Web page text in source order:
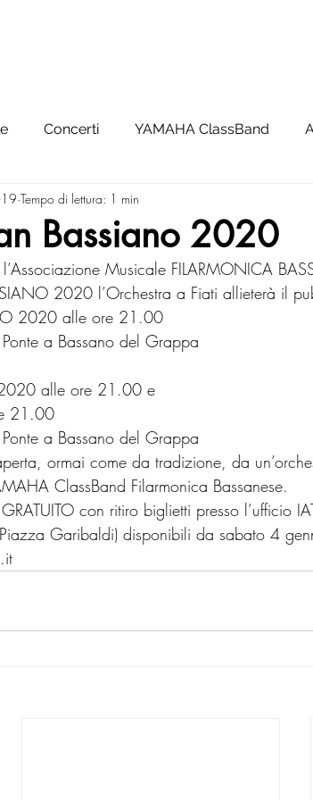
Concerti YAMAHA ClassBand
Bassiano 2020
Tempo di lettura: 1 min
Musicale FILARMONICA
2020 l’Orchestra a Fiati allieterà il
2020 alle ore 21.00
a Bassano del Grappa
alle ore 21.00 e
21.00
a Bassano del Grappa
ormai come da tradizione, da
ClassBand Filarmonica Bassanese.
con ritiro biglietti presso l’ufficio
Garibaldi) disponibili da sabato 4